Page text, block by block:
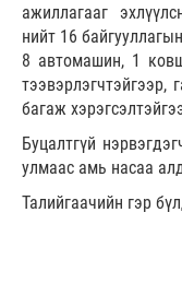
ажиллагааг
нийт 16
8 автомашин, 1
багаж
Буцалтгүй
улмаас амь насаа
Талийгаачийн гэр